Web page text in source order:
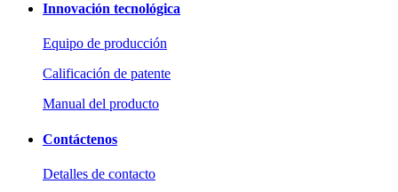
Innovación tecnológica
Equipo de producción
Calificación de patente
Manual del producto
Contáctenos
Detalles de contacto